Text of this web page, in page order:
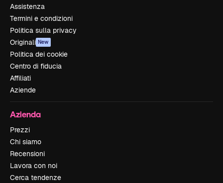
Assistenza
Termini e condizioni
Politica sulla privacy
Originali New
Politica dei cookie
Centro di fiducia
Affiliati
Aziende
Azienda
Prezzi
Chi siamo
Recensioni
Lavora con noi
Cerca tendenze